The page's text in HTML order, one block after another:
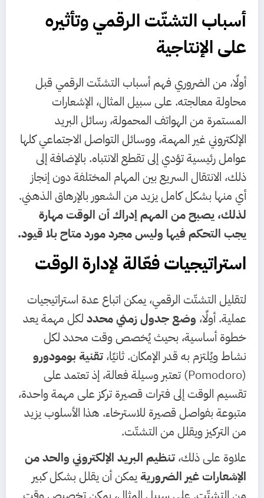
أسباب التشتّت الرقمي وتأثيره
على الإنتاجية
أولًا، من الضروري فهم أسباب التشتّت الرقمي قبل
محاولة معالجته. على سبيل المثال، الإشعارات
المستمرة من الهواتف المحمولة، رسائل البريد
الإلكتروني غير المهمة، ووسائل التواصل الاجتماعي كلها
عوامل رئيسية تؤدي إلى تقطع الانتباه. بالإضافة إلى
ذلك، الانتقال السريع بين المهام المختلفة دون إنجاز
أي منها بشكل كامل يزيد من الشعور بالإرهاق الذهني.
لذلك، يصبح من المهم إدراك أن الوقت مهارة
يجب التحكم فيها وليس مجرد مورد متاح بلا قيود.
استراتيجيات فعّالة لإدارة الوقت
لتقليل التشتّت الرقمي، يمكن اتباع عدة استراتيجيات
عملية. أولًا، وضع جدول زمني محدد لكل مهمة يعد
خطوة أساسية، بحيث يُخصص وقت محدد لكل
نشاط ويُلتزم به قدر الإمكان. ثانيًا، تقنية بومودورو
(Pomodoro) تعتبر وسيلة فعالة، إذ تعتمد على
تقسيم الوقت إلى فترات قصيرة تركز على مهمة واحدة،
متبوعة بفواصل قصيرة للاسترخاء. هذا الأسلوب يزيد
من التركيز ويقلل من التشتّت.
علاوة على ذلك، تنظيم البريد الإلكتروني والحد من
الإشعارات غير الضروريةيمكن أن يقلل بشكل كبير